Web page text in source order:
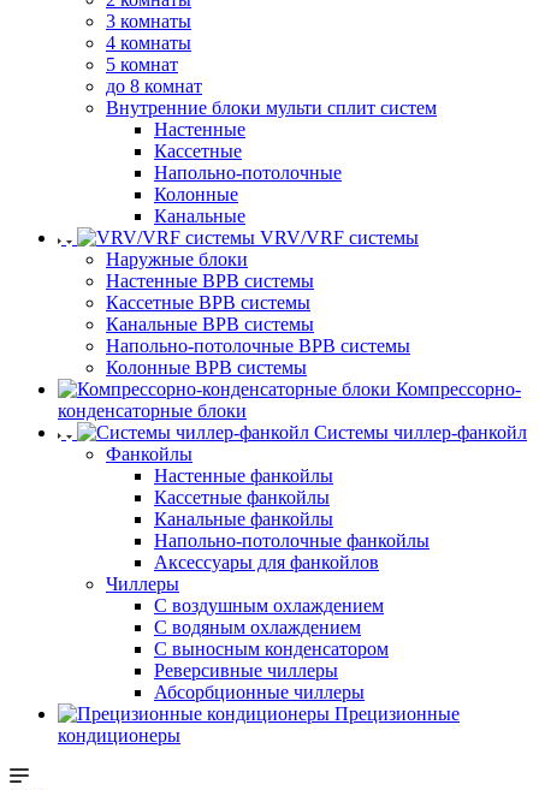
3 комнаты
4 комнаты
5 комнат
до 8 комнат
Внутренние блоки мульти сплит систем
Настенные
Кассетные
Напольно-потолочные
Колонные
Канальные
VRV/VRF системы
Наружные блоки
Настенные ВРВ системы
Кассетные ВРВ системы
Канальные ВРВ системы
Напольно-потолочные ВРВ системы
Колонные ВРВ системы
Компрессорно-
конденсаторные блоки
Системы чиллер-фанкойл
Фанкойлы
Настенные фанкойлы
Кассетные фанкойлы
Канальные фанкойлы
Напольно-потолочные фанкойлы
Аксессуары для фанкойлов
Чиллеры
С воздушным охлаждением
С водяным охлаждением
С выносным конденсатором
Реверсивные чиллеры
Абсорбционные чиллеры
Прецизионные
кондиционеры